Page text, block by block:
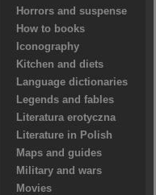
Horrors and suspense
How to books
Iconography
Kitchen and diets
Language dictionaries
Legends and fables
Literatura erotyczna
Literature in Polish
Maps and guides
Military and wars
Movies